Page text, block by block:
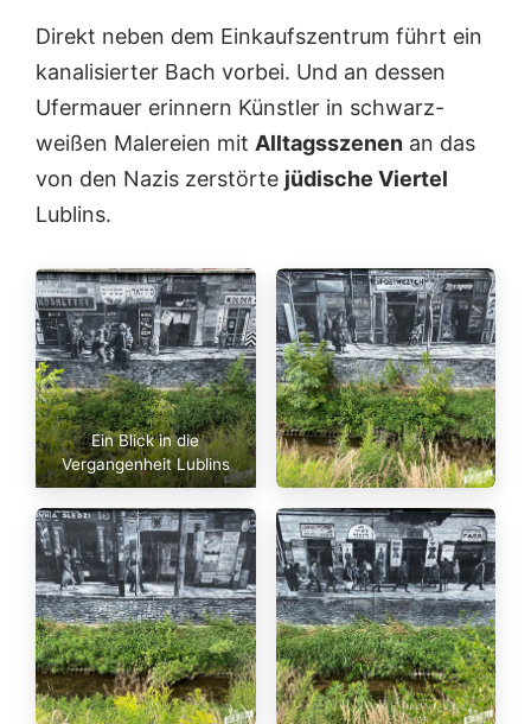
Direkt neben dem Einkaufszentrum führt ein
kanalisierter Bach vorbei. Und an dessen
Ufermauer erinnern Künstler in schwarz-
weißen Malereien mit Alltagsszenen an das
von den Nazis zerstörte jüdische Viertel
Lublins.
Ein Blick in die
Vergangenheit Lublins